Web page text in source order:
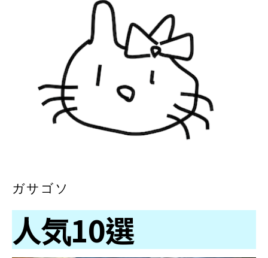
ガサゴソ
人気10選